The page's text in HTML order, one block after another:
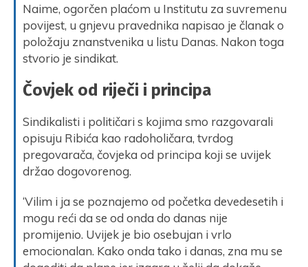
Naime, ogorčen plaćom u Institutu za suvremenu
povijest, u gnjevu pravednika napisao je članak o
položaju znanstvenika u listu Danas. Nakon toga
stvorio je sindikat.
Čovjek od riječi i principa
Sindikalisti i političari s kojima smo razgovarali
opisuju Ribića kao radoholičara, tvrdog
pregovarača, čovjeka od principa koji se uvijek
držao dogovorenog.
‘Vilim i ja se poznajemo od početka devedesetih i
mogu reći da se od onda do danas nije
promijenio. Uvijek je bio osebujan i vrlo
emocionalan. Kako onda tako i danas, zna mu se